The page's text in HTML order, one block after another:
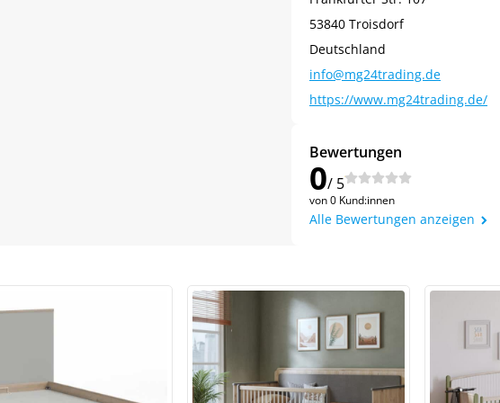
53840 Troisdorf
Deutschland
info@mg24trading.de
https://www.mg24trading.de/
Bewertungen
0/ 5
von 0 Kund:innen
Alle Bewertungen anzeigen
5% Rabatt
Meinen Code senden